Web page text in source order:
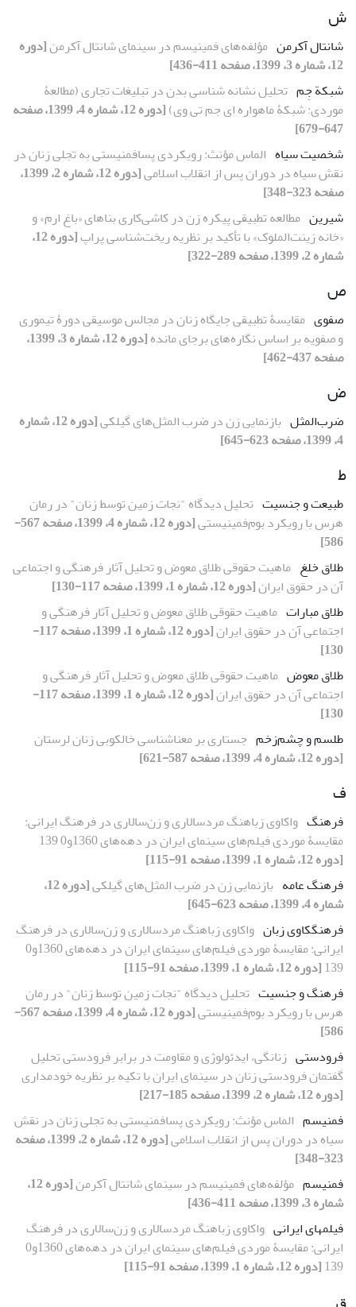
ش
شانتال آکرمن مؤلفه‌های فمینیسم در سینمای شانتال آکرمن[دوره
12، شماره 3، 1399، صفحه 411-436]
شبکة جِم تحلیل نشانه شناسی بدن در تبلیغات تجاری (مطالعۀ
موردی: شبکۀ ماهواره ای جم تی وی)
[دوره 12، شماره 4، 1399، صفحه
647-679]
شخصیت سیاه الماس مؤنث: رویکردی پسافمنیستی به تجلی زنان در
نقش سیاه در دوران پس از انقلاب اسلامی
[دوره 12، شماره 2، 1399،
صفحه 323-348]
شیرین مطالعه تطبیقی پیکره زن در کاشی‌کاری بناهای «باغ ارم» و
«خانه زینت‌الملوک» با تأکید بر نظریه ریخت‌شناسی پراپ
[دوره 12،
شماره 2، 1399، صفحه 289-322]
ص
صفوی مقایسۀ تطبیقی جایگاه زنان در مجالس موسیقی دورۀ تیموری
و صفویه بر اساس نگاره‌های برجای مانده
[دوره 12، شماره 3، 1399،
صفحه 437-462]
ض
ضرب‌المثل بازنمایی زن در ضرب المثل‌های گیلکی
[دوره 12، شماره
4، 1399، صفحه 623-645]
ط
طبیعت و جنسیت تحلیل دیدگاه "نجات زمین توسط زنان" در رمان
هرس با رویکرد بوم‌فمینیستی
[دوره 12، شماره 4، 1399، صفحه 567-
586]
طلاق خلغ ماهیت حقوقی طلاق معوض و تحلیل آثار فرهنگی و اجتماعی
آن در حقوق ایران[دوره 12، شماره 1، 1399، صفحه 117-130]
طلاق مبارات ماهیت حقوقی طلاق معوض و تحلیل آثار فرهنگی و
اجتماعی آن در حقوق ایران
[دوره 12، شماره 1، 1399، صفحه 117-
130]
طلاق معوض ماهیت حقوقی طلاق معوض و تحلیل آثار فرهنگی و
اجتماعی آن در حقوق ایران
[دوره 12، شماره 1، 1399، صفحه 117-
130]
طلسم و چشم‌زخم جستاری بر معناشناسی خالکوبی زنان لرستان
[دوره 12، شماره 4، 1399، صفحه 587-621]
ف
فرهنگ واکاوی زباهنگ مردسالاری و زن‌سالاری در فرهنگ ایرانی:
مقایسۀ موردی فیلم‌های سینمای ایران در دهه‌های 1360و0 139
[دوره 12، شماره 1، 1399، صفحه 91-115]
فرهنگ عامه بازنمایی زن در ضرب المثل‌های گیلکی
[دوره 12،
شماره 4، 1399، صفحه 623-645]
فرهنگ‏کاوی زبان واکاوی زباهنگ مردسالاری و زن‌سالاری در فرهنگ
ایرانی: مقایسۀ موردی فیلم‌های سینمای ایران در دهه‌های 1360و0
139[دوره 12، شماره 1، 1399، صفحه 91-115]
فرهنگ و جنسیت تحلیل دیدگاه "نجات زمین توسط زنان" در رمان
هرس با رویکرد بوم‌فمینیستی
[دوره 12، شماره 4، 1399، صفحه 567-
586]
فرودستی زنانگی، ایدئولوژی و مقاومت در برابر فرودستی تحلیل
گفتمان فرودستی زنان در سینمای ایران با تکیه بر نظریه خودمداری
[دوره 12، شماره 2، 1399، صفحه 185-217]
فمنیسم الماس مؤنث: رویکردی پسافمنیستی به تجلی زنان در نقش
سیاه در دوران پس از انقلاب اسلامی
[دوره 12، شماره 2، 1399، صفحه
323-348]
فمنیسم مؤلفه‌های فمینیسم در سینمای شانتال آکرمن
[دوره 12،
شماره 3، 1399، صفحه 411-436]
فیلم‏های ایرانی واکاوی زباهنگ مردسالاری و زن‌سالاری در فرهنگ
ایرانی: مقایسۀ موردی فیلم‌های سینمای ایران در دهه‌های 1360و0
139[دوره 12، شماره 1، 1399، صفحه 91-115]